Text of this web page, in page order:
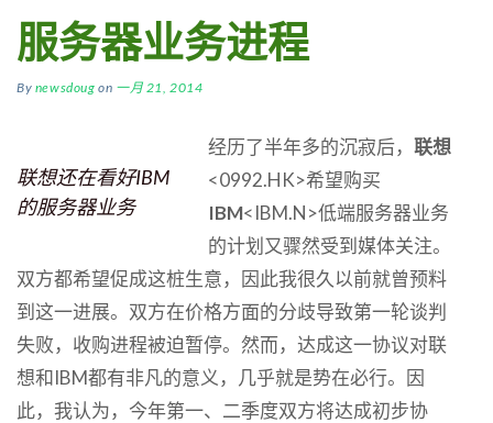
服务器业务进程
By newsdoug on 一月 21, 2014
联想还在看好IBM
的服务器业务
经历了半年多的沉寂后， 联想
<0992.HK>希望购买
IBM<IBM.N>低端服务器业务
的计划又骤然受到媒体关注。
双方都希望促成这桩生意，因此我很久以前就曾预料
到这一进展。双方在价格方面的分歧导致第一轮谈判
失败，收购进程被迫暂停。然而，达成这一协议对联
想和IBM都有非凡的意义，几乎就是势在必行。因
此，我认为，今年第一、二季度双方将达成初步协